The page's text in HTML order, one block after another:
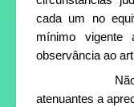
cada um no
mínimo vigente
observância ao
atenuantes a